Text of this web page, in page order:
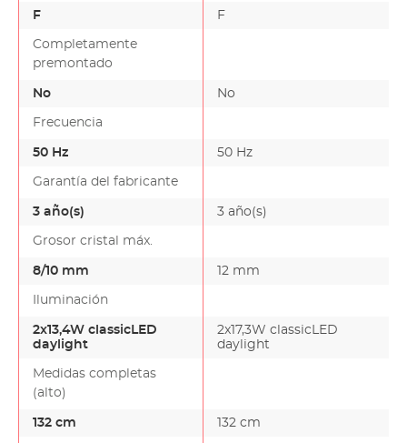
F F
Completamente
premontado
No No
Frecuencia
50 Hz 50 Hz
Garantía del fabricante
3 año(s) 3 año(s)
Grosor cristal máx.
8/10 mm 12 mm
Iluminación
2x13,4W classicLED
daylight
2x17,3W classicLED
daylight
Medidas completas
(alto)
132 cm 132 cm